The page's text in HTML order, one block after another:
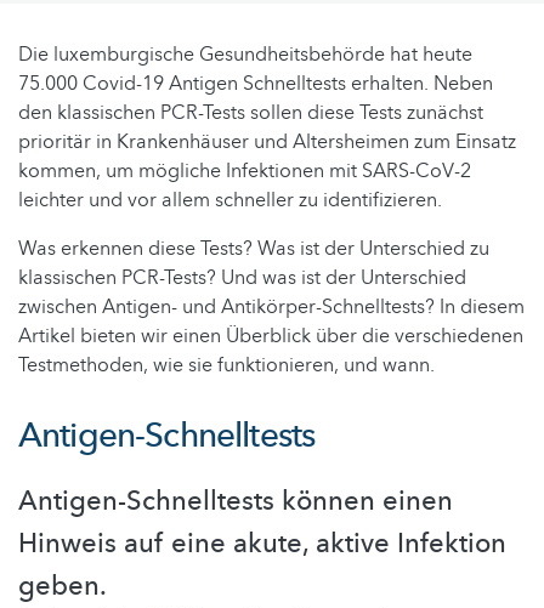
Die luxemburgische Gesundheitsbehörde hat heute
75.000 Covid-19 Antigen Schnelltests erhalten. Neben
den klassischen PCR-Tests sollen diese Tests zunächst
prioritär in Krankenhäuser und Altersheimen zum Einsatz
kommen, um mögliche Infektionen mit SARS-CoV-2
leichter und vor allem schneller zu identifizieren.
Was erkennen diese Tests? Was ist der Unterschied zu
klassischen PCR-Tests? Und was ist der Unterschied
zwischen Antigen- und Antikörper-Schnelltests? In diesem
Artikel bieten wir einen Überblick über die verschiedenen
Testmethoden, wie sie funktionieren, und wann.
Antigen-Schnelltests
Antigen-Schnelltests können einen
Hinweis auf eine akute, aktive Infektion
geben.